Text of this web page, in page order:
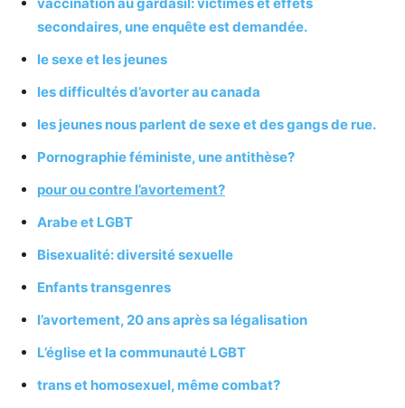
secondaires, une enquête est demandée.
le sexe et les jeunes
les difficultés d’avorter au canada
les jeunes nous parlent de sexe et des gangs de rue.
Pornographie féministe, une antithèse?
pour ou contre l’avortement?
Arabe et LGBT
Bisexualité: diversité sexuelle
Enfants transgenres
l’avortement, 20 ans après sa légalisation
L’église et la communauté LGBT
trans et homosexuel, même combat?